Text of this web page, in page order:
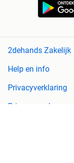
2dehands Zakelijk
Help en info
Privacyverklaring
Privacyvoorkeuren